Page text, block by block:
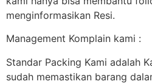
menginformasikan Resi.
Management Komplain kami :
Standar Packing Kami adalah
sudah memastikan barang